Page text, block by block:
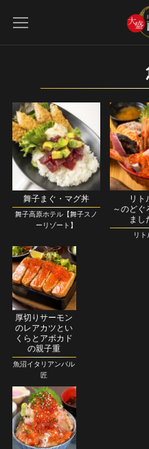
舞子まぐ・マグ丼
舞子高原ホテル【舞子スノ
ーリゾート】
リト
～のどぐ
まし
リト
厚切りサーモン
のレアカツとい
くらとアボカド
の親子重
魚沼イタリアンバル
匠